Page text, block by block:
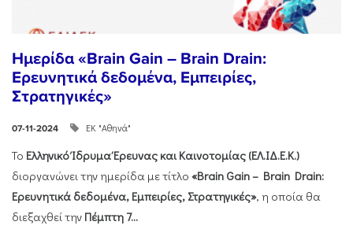
Ημερίδα «Brain Gain – Brain Drain:
Ερευνητικά δεδομένα, Εμπειρίες,
Στρατηγικές»
07-11-2024 ΕΚ "Αθηνά"
Το Ελληνικό Ίδρυμα Έρευνας και Καινοτομίας (ΕΛ.ΙΔ.Ε.Κ.)
διοργανώνει την ημερίδα με τίτλο «Brain Gain – Brain Drain:
Ερευνητικά δεδομένα, Εμπειρίες, Στρατηγικές», η οποία θα
διεξαχθεί την Πέμπτη 7...